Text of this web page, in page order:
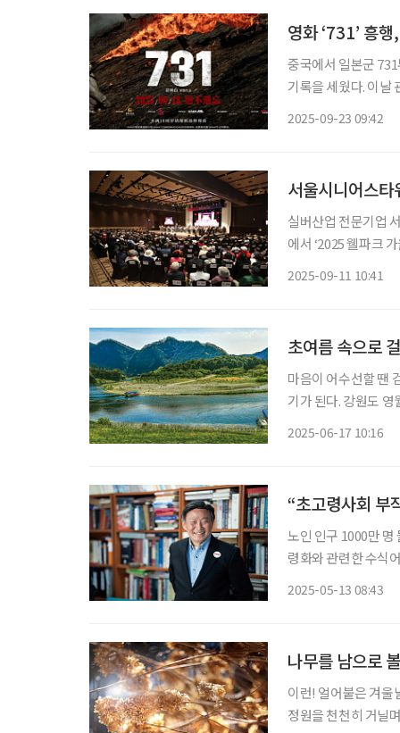
영화 ‘731’ 흥
중국에서 일본군
기록을 세웠다. 이날
2025-09-23 09:42
서울시니어스타
실버산업 전문기업
에서 ‘2025 웰파크
2025-09-11 10:41
초여름 속으로
마음이 어수선할 땐
기가 된다. 강원도 영월에 다녀왔다. 청량한 공기 속
2025-06-17 10:16
“초고령사회 부
노인 인구 1000만 명
령화와 관련한 수식
2025-05-13 08:43
나무를 남으로
이런! 얼어붙은 겨울
정원을 천천히 거닐